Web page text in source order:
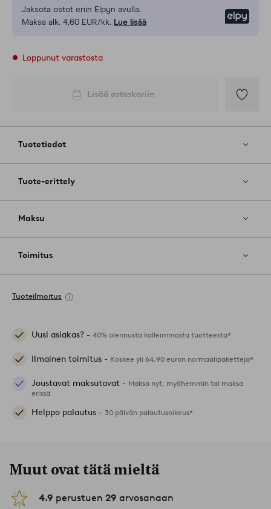
Jaksota ostot eriin Elpyn avulla.
Maksa alk. 4,60 EUR/kk. Lue lisää
Loppunut varastosta
Lisää ostoskoriin
Tuotetiedot
Tuote-erittely
Maksu
Toimitus
Tuoteilmoitus
Uusi asiakas? - 40% alennusta kalleimmasta tuotteesta*
Ilmainen toimitus - Koskee yli 64,90 euron normaalipaketteja*
Joustavat maksutavat - Maksa nyt, myöhemmin tai maksa
erissä
Helppo palautus - 30 päivän palautusoikeus*
Muut ovat tätä mieltä
4.9 perustuen 29 arvosanaan